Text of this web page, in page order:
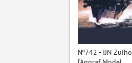
№742 - IJN Zuiho